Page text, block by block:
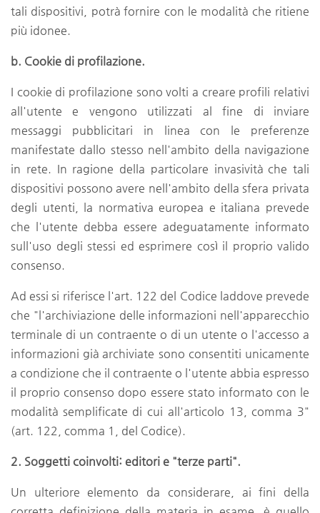
tali dispositivi, potrà fornire con le modalità che ritiene
più idonee.
b. Cookie di profilazione.
I cookie di profilazione sono volti a creare profili relativi
all'utente e vengono utilizzati al fine di inviare
messaggi pubblicitari in linea con le preferenze
manifestate dallo stesso nell'ambito della navigazione
in rete. In ragione della particolare invasività che tali
dispositivi possono avere nell'ambito della sfera privata
degli utenti, la normativa europea e italiana prevede
che l'utente debba essere adeguatamente informato
sull'uso degli stessi ed esprimere così il proprio valido
consenso.
Ad essi si riferisce l'art. 122 del Codice laddove prevede
che "l'archiviazione delle informazioni nell'apparecchio
terminale di un contraente o di un utente o l'accesso a
informazioni già archiviate sono consentiti unicamente
a condizione che il contraente o l'utente abbia espresso
il proprio consenso dopo essere stato informato con le
modalità semplificate di cui all'articolo 13, comma 3"
(art. 122, comma 1, del Codice).
2. Soggetti coinvolti: editori e "terze parti".
Un ulteriore elemento da considerare, ai fini della